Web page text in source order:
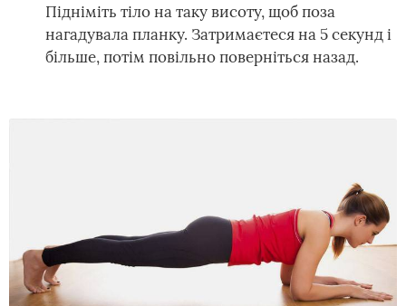
Підніміть тіло на таку висоту, щоб поза
нагадувала планку. Затримаєтеся на 5 секунд і
більше, потім повільно поверніться назад.